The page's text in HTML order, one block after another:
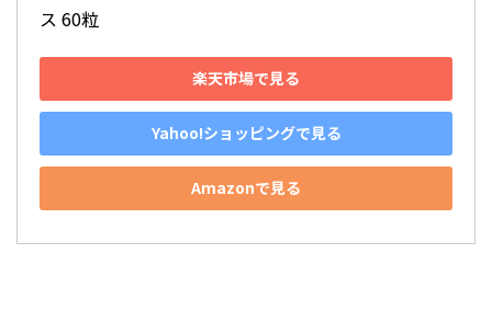
ス 60粒
楽天市場で見る
Yahoo!ショッピングで見る
Amazonで見る